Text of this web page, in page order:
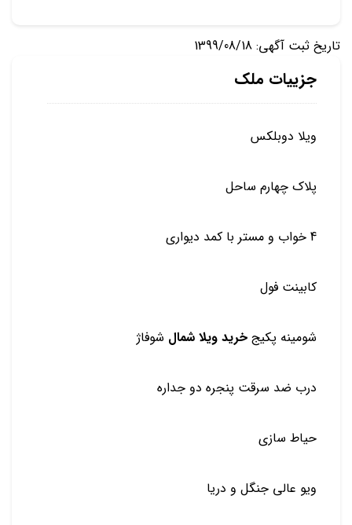
تاریخ ثبت آگهی: 1399/08/18
جزییات ملک
ویلا دوبلکس
پلاک چهارم ساحل
4 خواب و مستر با کمد دیواری
کابینت فول
شومینه پکیج خرید ویلا شمال شوفاژ
درب ضد سرقت پنجره دو جداره
حیاط سازی
ویو عالی جنگل و دریا